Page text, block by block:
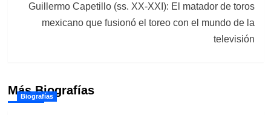
Guillermo Capetillo (ss. XX-XXI): El matador de toros
mexicano que fusionó el toreo con el mundo de la
televisión
Más Biografías
Biografías